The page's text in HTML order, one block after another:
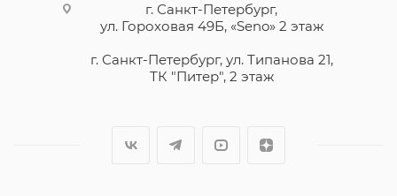
г. Санкт-Петербург,
ул. Гороховая 49Б, «Seno» 2 этаж
г. Санкт-Петербург, ул. Типанова 21,
ТК "Питер", 2 этаж